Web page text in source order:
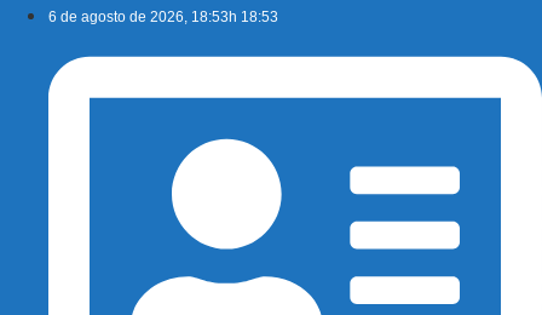
conteúdo
6 de agosto de 2026, 18:53h 18:53